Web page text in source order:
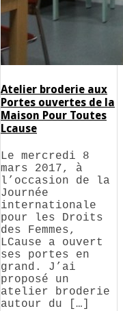
Atelier broderie aux
Portes ouvertes de la
Maison Pour Toutes
Lcause
Le mercredi 8
mars 2017, à
l’occasion de la
Journée
internationale
pour les Droits
des Femmes,
LCause a ouvert
ses portes en
grand. J’ai
proposé un
atelier broderie
autour du […]